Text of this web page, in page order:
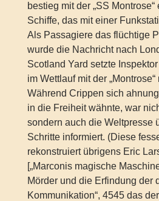
bestieg mit der „SS
Schiffe, das mit einer
Als Passagiere das flüchtige
wurde die Nachricht nach
Scotland Yard setzte
im Wettlauf mit der
Während Crippen sich
in die Freiheit wähnte, war
sondern auch die Weltpresse
Schritte informiert. (Diese
rekonstruiert übrigens Eric
[„Marconis magische
Mörder und die Erfindung der
Kommunikation“, 4545 das